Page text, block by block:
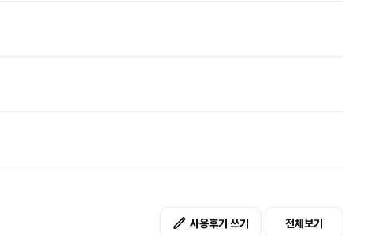
사용후기 쓰기 전체보기